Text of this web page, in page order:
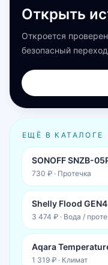
Открыть
Откроется
безопасный переход
ЕЩЁ В КАТАЛОГЕ
SONOFF SNZB-
730 ₽ · Протечка
Shelly Flood GEN4
3 474 ₽ · Вода /
Aqara
1 319 ₽ · Климат